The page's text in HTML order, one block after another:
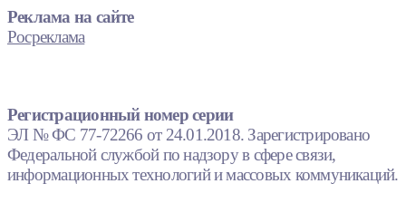
Реклама на сайте
Росреклама
Регистрационный номер серии
ЭЛ № ФС 77-72266 от 24.01.2018. Зарегистрировано
Федеральной службой по надзору в сфере связи,
информационных технологий и массовых коммуникаций.